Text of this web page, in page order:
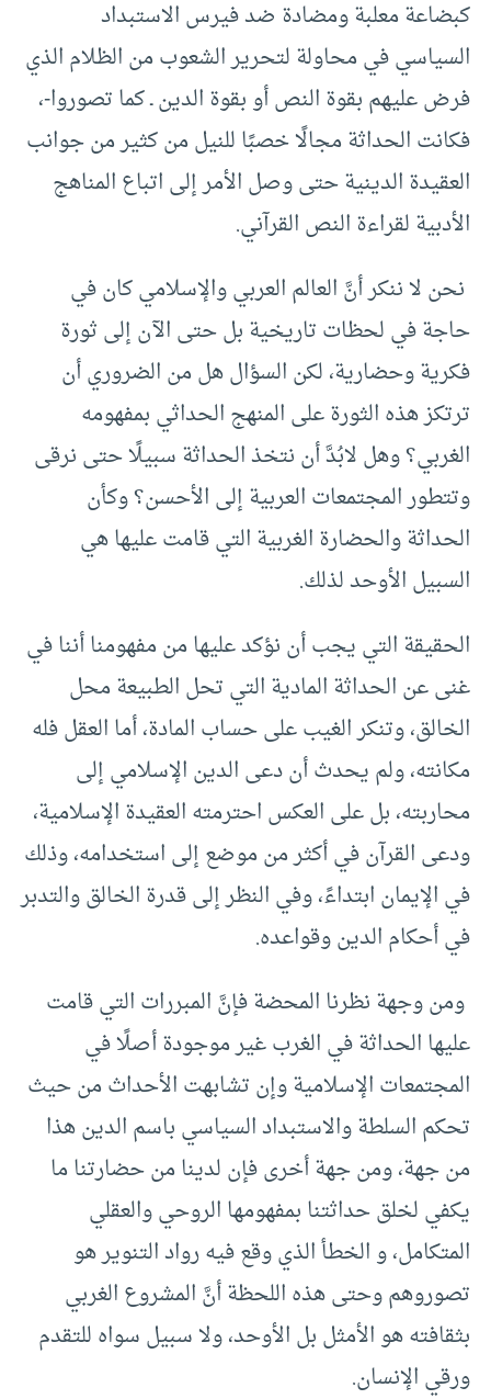
كبضاعة معلبة ومضادة ضد فيرس الاستبداد
السياسي في محاولة لتحرير الشعوب من الظلام الذي
فرض عليهم بقوة النص أو بقوة الدين ـ كما تصوروا-،
فكانت الحداثة مجالًا خصبًا للنيل من كثير من جوانب
العقيدة الدينية حتى وصل الأمر إلى اتباع المناهج
الأدبية لقراءة النص القرآني.
نحن لا ننكر أنَّ العالم العربي والإسلامي كان في
حاجة في لحظات تاريخية بل حتى الآن إلى ثورة
فكرية وحضارية، لكن السؤال هل من الضروري أن
ترتكز هذه الثورة على المنهج الحداثي بمفهومه
الغربي؟ وهل لابُدَّ أن نتخذ الحداثة سبيلًا حتى نرقى
وتتطور المجتمعات العربية إلى الأحسن؟ وكأن
الحداثة والحضارة الغربية التي قامت عليها هي
السبيل الأوحد لذلك.
الحقيقة التي يجب أن نؤكد عليها من مفهومنا أننا في
غنى عن الحداثة المادية التي تحل الطبيعة محل
الخالق، وتنكر الغيب على حساب المادة، أما العقل فله
مكانته، ولم يحدث أن دعى الدين الإسلامي إلى
محاربته، بل على العكس احترمته العقيدة الإسلامية،
ودعى القرآن في أكثر من موضع إلى استخدامه، وذلك
في الإيمان ابتداءً، وفي النظر إلى قدرة الخالق والتدبر
في أحكام الدين وقواعده.
ومن وجهة نظرنا المحضة فإنَّ المبررات التي قامت
عليها الحداثة في الغرب غير موجودة أصلًا في
المجتمعات الإسلامية وإن تشابهت الأحداث من حيث
تحكم السلطة والاستبداد السياسي باسم الدين هذا
من جهة، ومن جهة أخرى فإن لدينا من حضارتنا ما
يكفي لخلق حداثتنا بمفهومها الروحي والعقلي
المتكامل، و الخطأ الذي وقع فيه رواد التنوير هو
تصوروهم وحتى هذه اللحظة أنَّ المشروع الغربي
بثقافته هو الأمثل بل الأوحد، ولا سبيل سواه للتقدم
ورقي الإنسان.